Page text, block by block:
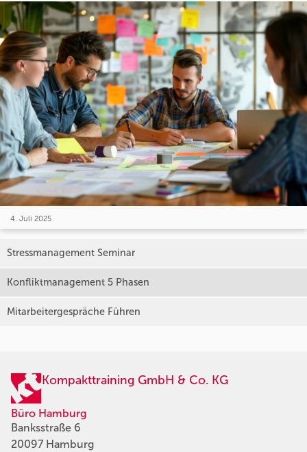
4. Juli 2025
Stressmanagement Seminar
Konfliktmanagement 5 Phasen
Mitarbeitergespräche Führen
Kompakttraining GmbH & Co. KG
Büro Hamburg
Banksstraße 6
20097 Hamburg